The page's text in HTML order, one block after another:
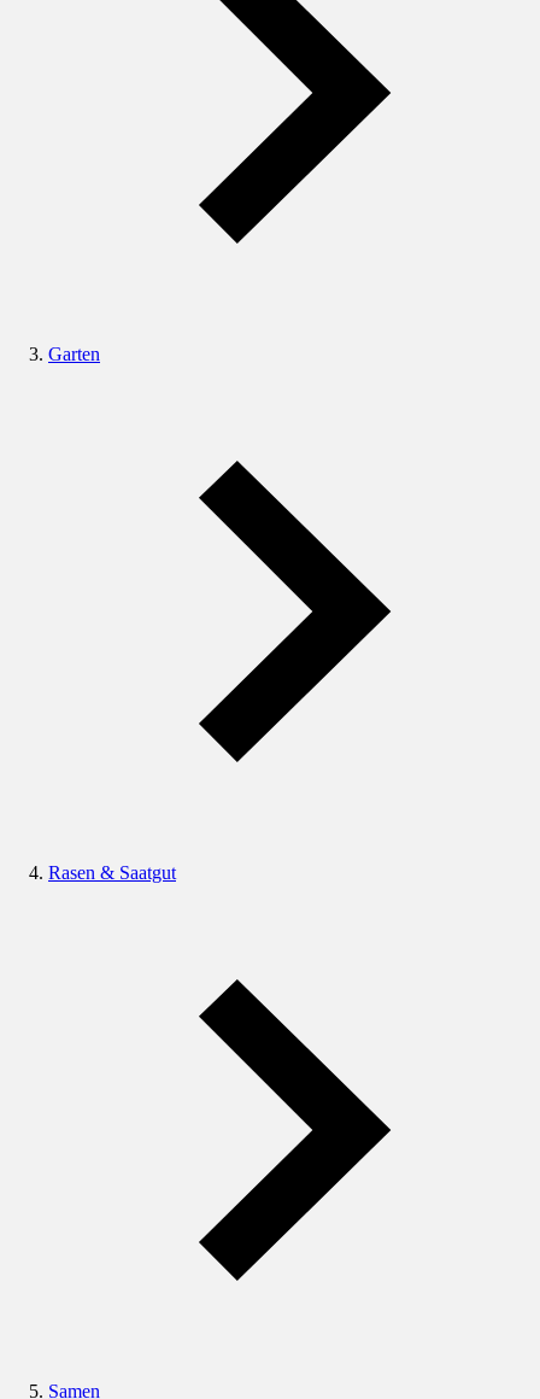
Garten
Rasen & Saatgut
Samen